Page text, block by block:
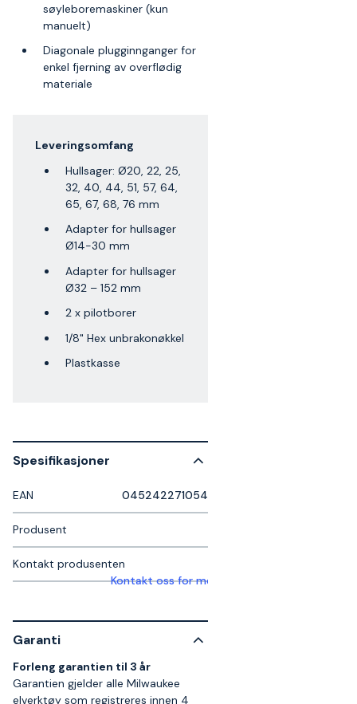
søyleboremaskiner (kun
manuelt)
Diagonale plugginnganger for
enkel fjerning av overflødig
materiale
Leveringsomfang
Hullsager: Ø20, 22, 25,
32, 40, 44, 51, 57, 64,
65, 67, 68, 76 mm
Adapter for hullsager
Ø14-30 mm
Adapter for hullsager
Ø32 – 152 mm
2 x pilotborer
1/8" Hex unbrakonøkkel
Plastkasse
Spesifikasjoner
EAN 045242271054
Produsent
Kontakt produsenten
Kontakt oss for mer informasjon
Garanti
Forleng garantien til 3 år
Garantien gjelder alle Milwaukee
elverktøy som registreres innen 4